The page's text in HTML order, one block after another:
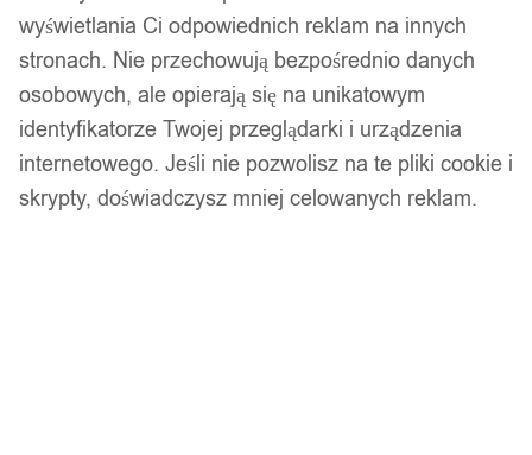
Uchwyt do produktów
Krajalnica
Pojemnik (1.5L) z pokrywką
Nakładka do krojenia w dwa rodzaje kostek, obierania
jajek, siekania, ucierania, krojenia na plasterki i w słupki
Tarka
wyświetlania Ci odpowiednich reklam na innych
stronach. Nie przechowują bezpośrednio danych
osobowych, ale opierają się na unikatowym
identyfikatorze Twojej przeglądarki i urządzenia
internetowego. Jeśli nie pozwolisz na te pliki cookie i
skrypty, doświadczysz mniej celowanych reklam.